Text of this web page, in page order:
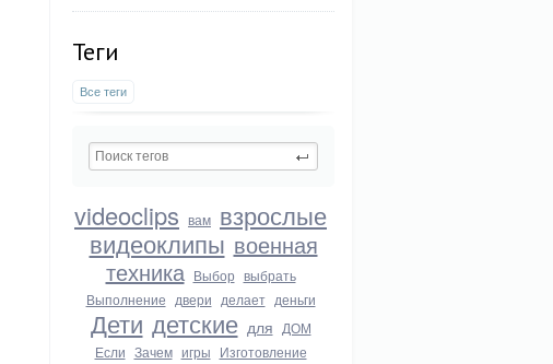
Теги
Все теги
videoclips вам взрослые
видеоклипы военная
техника Выбор выбрать
Выполнение двери делает деньги
Дети детские для ДОМ
Если Зачем игры Изготовление